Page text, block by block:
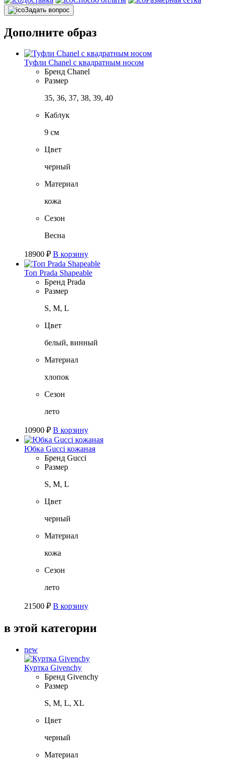
Задать вопрос
Дополните образ
Туфли Chanel с квадратным носом
Бренд Chanel
Размер
35, 36, 37, 38, 39, 40
Каблук
9 см
Цвет
черный
Материал
кожа
Сезон
Весна
18900 ₽ В корзину
Топ Prada Shapeable
Бренд Prada
Размер
S, M, L
Цвет
белый, винный
Материал
хлопок
Сезон
лето
10900 ₽ В корзину
Юбка Gucci кожаная
Бренд Gucci
Размер
S, M, L
Цвет
черный
Материал
кожа
Сезон
лето
21500 ₽ В корзину
в этой категории
new
Куртка Givenchy
Бренд Givenchy
Размер
S, M, L, XL
Цвет
черный
Материал